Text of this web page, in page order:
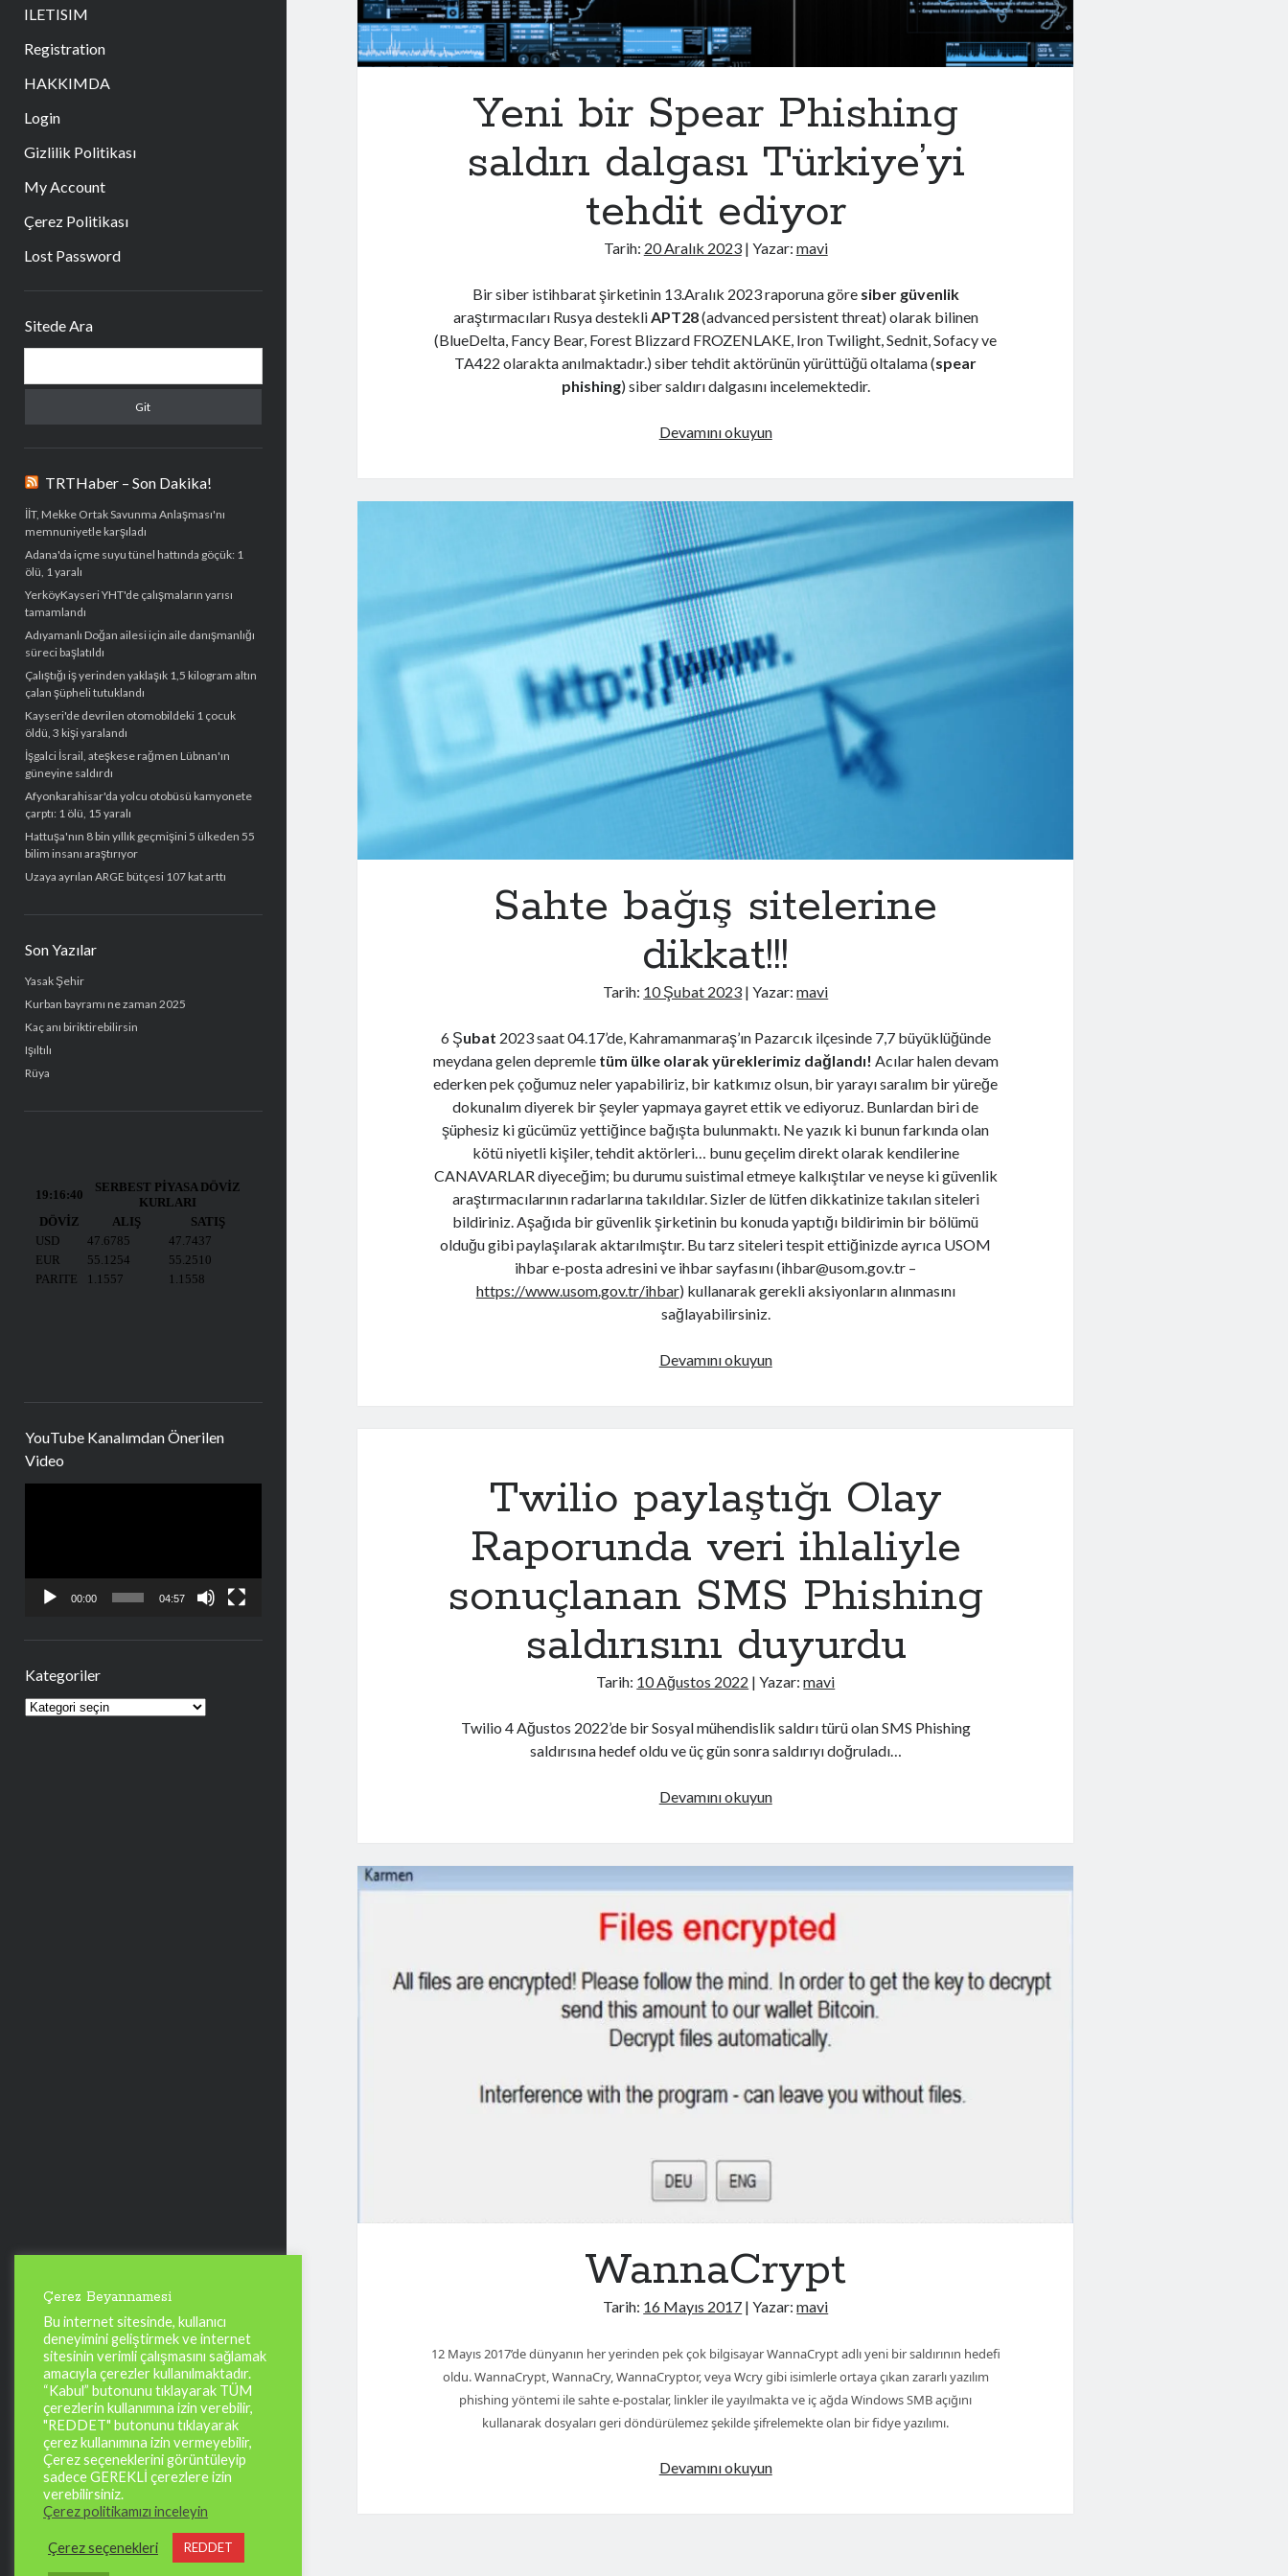
ILETISIM
Registration
HAKKIMDA
Login
Gizlilik Politikası
My Account
Çerez Politikası
Lost Password
Menü
Sitede Ara
TRTHaber – Son Dakika!
İİT, Mekke Ortak Savunma Anlaşması'nı
memnuniyetle karşıladı
Adana'da içme suyu tünel hattında göçük: 1
ölü, 1 yaralı
YerköyKayseri YHT'de çalışmaların yarısı
tamamlandı
Adıyamanlı Doğan ailesi için aile danışmanlığı
süreci başlatıldı
Çalıştığı iş yerinden yaklaşık 1,5 kilogram altın
çalan şüpheli tutuklandı
Kayseri'de devrilen otomobildeki 1 çocuk
öldü, 3 kişi yaralandı
İşgalci İsrail, ateşkese rağmen Lübnan'ın
güneyine saldırdı
Afyonkarahisar'da yolcu otobüsü kamyonete
çarptı: 1 ölü, 15 yaralı
Hattuşa'nın 8 bin yıllık geçmişini 5 ülkeden 55
bilim insanı araştırıyor
Uzaya ayrılan ARGE bütçesi 107 kat arttı
Son Yazılar
Yasak Şehir
Kurban bayramı ne zaman 2025
Kaç anı biriktirebilirsin
Işıltılı
Rüya
YouTube Kanalımdan Önerilen
Video
00:00 04:57
Kategoriler
Kategoriler
Yeni bir Spear Phishing
saldırı dalgası Türkiye’yi
tehdit ediyor
Tarih: 20 Aralık 2023| Yazar: mavi
Bir siber istihbarat şirketinin 13.Aralık 2023 raporuna göre siber güvenlik
araştırmacıları Rusya destekliAPT28(advanced persistent threat) olarak bilinen
(BlueDelta, Fancy Bear, Forest Blizzard FROZENLAKE, Iron Twilight, Sednit, Sofacy ve
TA422 olarakta anılmaktadır.) siber tehdit aktörünün yürüttüğü oltalama (spear
phishing) siber saldırı dalgasını incelemektedir.
Devamını okuyunYeni
Phishing
saldırı
dalgası
Türkiye’yi
Sahte bağış sitelerine
dikkat!!!
Tarih: 10 Şubat 2023 | Yazar:mavi
6 Şubat 2023 saat 04.17’de, Kahramanmaraş’ın Pazarcık ilçesinde 7,7 büyüklüğünde
meydana gelen depremle tüm ülke olarak yüreklerimiz dağlandı! Acılar halen devam
ederken pek çoğumuz neler yapabiliriz, bir katkımız olsun, bir yarayı saralım bir yüreğe
dokunalım diyerek bir şeyler yapmaya gayret ettik ve ediyoruz. Bunlardan biri de
şüphesiz ki gücümüz yettiğince bağışta bulunmaktı. Ne yazık ki bunun farkında olan
kötü niyetli kişiler, tehdit aktörleri… bunu geçelim direkt olarak kendilerine
CANAVARLAR diyeceğim; bu durumu suistimal etmeye kalkıştılar ve neyse ki güvenlik
araştırmacılarının radarlarına takıldılar. Sizler de lütfen dikkatinize takılan siteleri
bildiriniz. Aşağıda bir güvenlik şirketinin bu konuda yaptığı bildirimin bir bölümü
olduğu gibi paylaşılarak aktarılmıştır. Bu tarz siteleri tespit ettiğinizde ayrıca USOM
ihbar e-posta adresini ve ihbar sayfasını (ihbar@usom.gov.tr –
https://www.usom.gov.tr/ihbar) kullanarak gerekli aksiyonların alınmasını
sağlayabilirsiniz.
Devamını okuyunSahte
Twilio paylaştığı Olay
Raporunda veri ihlaliyle
sonuçlanan SMS Phishing
saldırısını duyurdu
Tarih: 10 Ağustos 2022 | Yazar:mavi
Twilio 4 Ağustos 2022’de bir Sosyal mühendislik saldırı türü olan SMS Phishing
saldırısına hedef oldu ve üç gün sonra saldırıyı doğruladı…
Devamını okuyunTwilio
Raporunda
veri
sonuçlanan
Phishing
saldırısını
duyurdu
WannaCrypt
Tarih: 16 Mayıs 2017 | Yazar:mavi
12 Mayıs 2017’de dünyanın her yerinden pek çok bilgisayar WannaCrypt adlı yeni bir saldırının hedefi
oldu. WannaCrypt, WannaCry, WannaCryptor, veya Wcry gibi isimlerle ortaya çıkan zararlı yazılım
phishing yöntemi ile sahte e-postalar, linkler ile yayılmakta ve iç ağda Windows SMB açığını
kullanarak dosyaları geri döndürülemez şekilde şifrelemekte olan bir fidye yazılımı.
Devamını okuyunWannaCrypt
Çerez Beyannamesi
Bu internet sitesinde, kullanıcı
deneyimini geliştirmek ve internet
sitesinin verimli çalışmasını sağlamak
amacıyla çerezler kullanılmaktadır.
“Kabul” butonunu tıklayarak TÜM
çerezlerin kullanımına izin verebilir,
"REDDET" butonunu tıklayarak
çerez kullanımına izin vermeyebilir,
Çerez seçeneklerini görüntüleyip
sadece GEREKLİ çerezlere izin
verebilirsiniz.
Çerez politikamızı inceleyin
Çerez seçenekleri REDDET